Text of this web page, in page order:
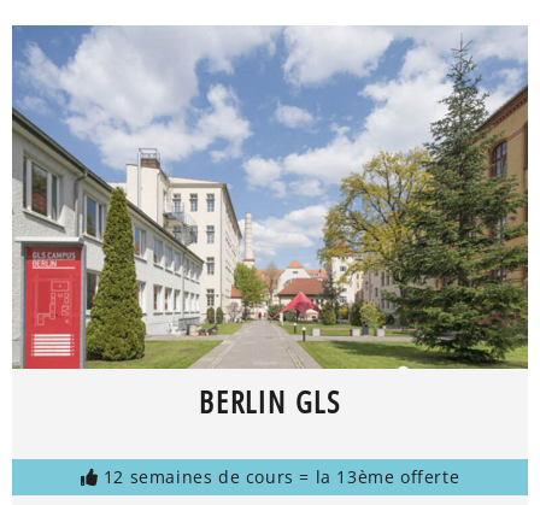
BERLIN GLS
12 semaines de cours = la 13ème offerte